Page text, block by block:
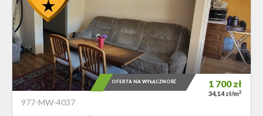
977-MW-4037
1 700zł
34,14 zł/m2
OFERTA NA WYŁĄCZNOŚĆ